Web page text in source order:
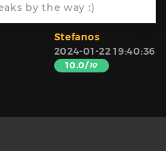
by the way :)
Stefanos
2024-01-22 19:40:36
10.0/10